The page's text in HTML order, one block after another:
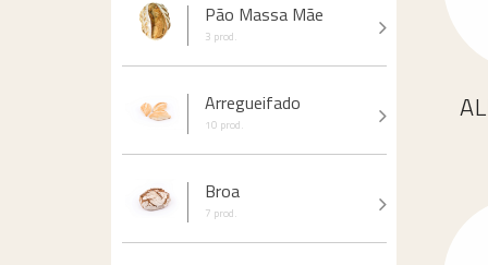
Pão Massa Mãe
3 prod.
Arregueifado
10 prod.
Broa
7 prod.